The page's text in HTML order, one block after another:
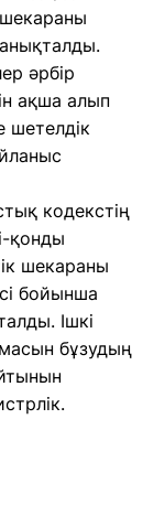
әрбір
ақша алып
шетелдік
кодекстің
қонды
шекараны
бойынша
Ішкі
бұзудың